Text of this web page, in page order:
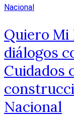
Quiero Mi
diálogos
Cuidados
Nacional